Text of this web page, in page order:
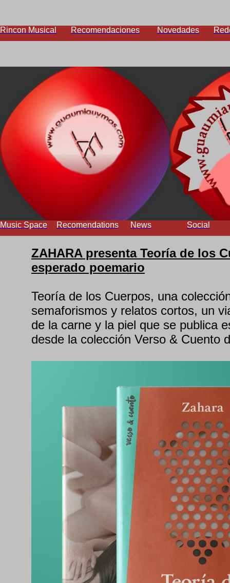
Rincon Musical Recomendaciones Novedades
Music Space Recomendations News Social
ZAHARA presenta Teoría de los
esperado poemario
Teoría de los Cuerpos, una
semaforismos y relatos cortos, un
de la carne y la piel que se publica
desde la colección Verso & Cuento